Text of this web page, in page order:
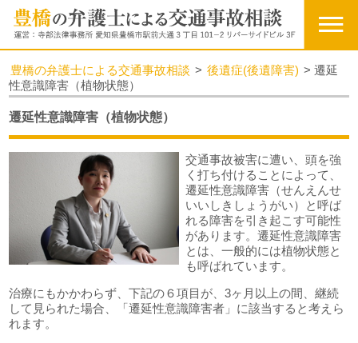
豊橋の弁護士による交通事故相談 > 後遺症(後遺障害) >遷延
性意識障害（植物状態）
遷延性意識障害（植物状態）
交通事故被害に遭い、頭を強
く打ち付けることによって、
遷延性意識障害（せんえんせ
いいしきしょうがい）と呼ば
れる障害を引き起こす可能性
があります。遷延性意識障害
とは、一般的には植物状態と
も呼ばれています。
治療にもかかわらず、下記の６項目が、3ヶ月以上の間、継続
して見られた場合、「遷延性意識障害者」に該当すると考えら
れます。